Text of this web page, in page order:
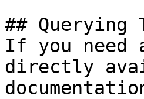
## Querying
If you
directly